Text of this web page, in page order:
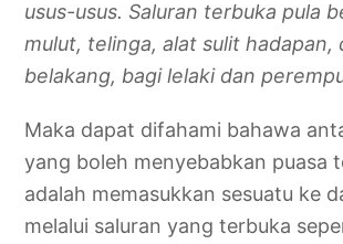
usus-usus. Saluran terbuka pula
mulut, telinga, alat sulit hadapan,
belakang, bagi lelaki dan
Maka dapat difahami bahawa
yang boleh menyebabkan puasa
adalah memasukkan sesuatu ke
melalui saluran yang terbuka